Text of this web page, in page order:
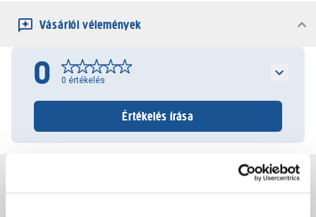
Vásárlói vélemények
0 0 értékelés
Értékelés írása